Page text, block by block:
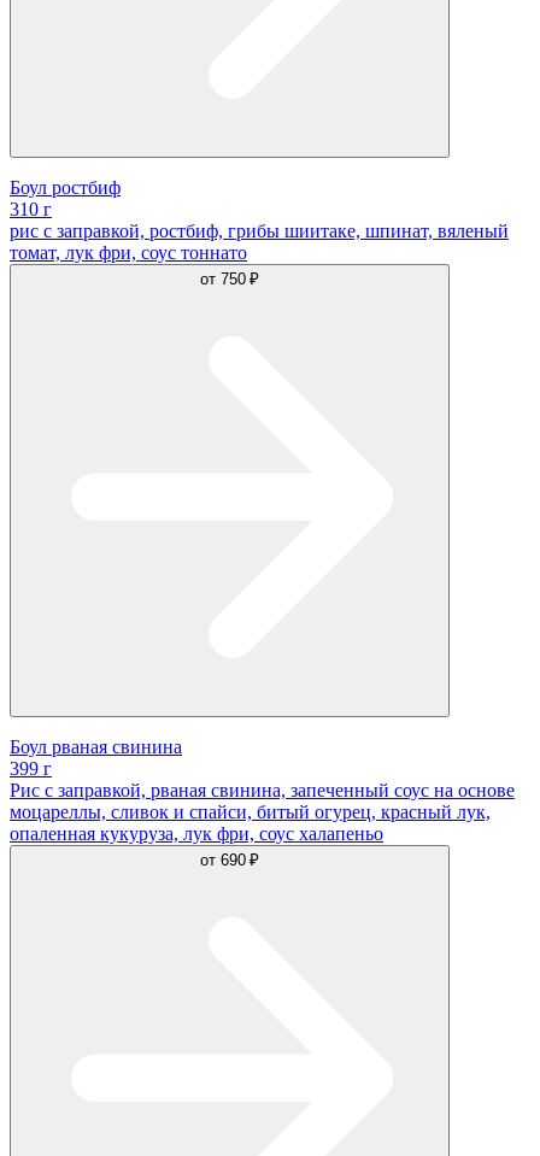
Боул ростбиф
310 г
рис с заправкой, ростбиф, грибы шиитаке, шпинат, вяленый
томат, лук фри, соус тоннато
от 750 ₽
Боул рваная свинина
399 г
Рис с заправкой, рваная свинина, запеченный соус на основе
моцареллы, сливок и спайси, битый огурец, красный лук,
опаленная кукуруза, лук фри, соус халапеньо
от 690 ₽